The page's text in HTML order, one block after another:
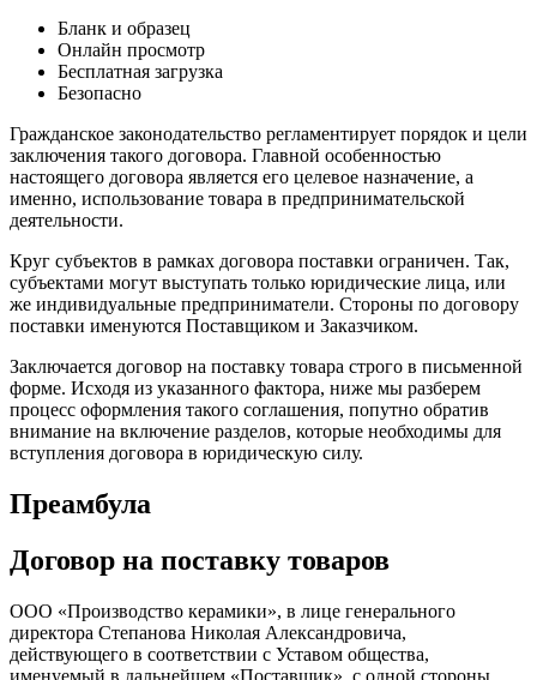
Бланк и образец
Онлайн просмотр
Бесплатная загрузка
Безопасно
Гражданское законодательство регламентирует порядок и цели
заключения такого договора. Главной особенностью
настоящего договора является его целевое назначение, а
именно, использование товара в предпринимательской
деятельности.
Круг субъектов в рамках договора поставки ограничен. Так,
субъектами могут выступать только юридические лица, или
же индивидуальные предприниматели. Стороны по договору
поставки именуются Поставщиком и Заказчиком.
Заключается договор на поставку товара строго в письменной
форме. Исходя из указанного фактора, ниже мы разберем
процесс оформления такого соглашения, попутно обратив
внимание на включение разделов, которые необходимы для
вступления договора в юридическую силу.
Преамбула
Договор на поставку товаров
ООО «Производство керамики», в лице генерального
директора Степанова Николая Александровича,
действующего в соответствии с Уставом общества,
именуемый в дальнейшем «Поставщик», с одной стороны